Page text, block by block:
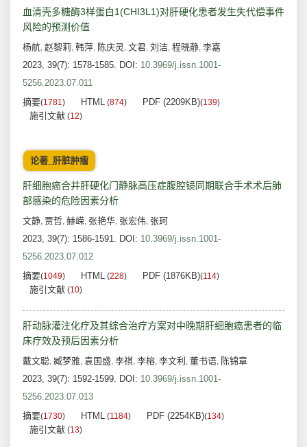
血清壳多糖酶3样蛋白1(CHI3L1)对肝硬化患者发生失代偿事件
风险的预测价值
杨航, 赵黎莉, 韩萍, 陈庆灵 , 文君, 刘洁, 程晓静, 李嘉
2023, 39(7): 1578-1585. DOI: 10.3969/j.issn.1001-
5256.2023.07.011
摘要(1781) HTML (874) PDF (2209KB)(139)
施引文献 (12)
论著_肝脏肿瘤
肝细胞癌合并肝硬化门静脉高压症腹腔镜同期联合手术术后肺
部感染的危险因素分析
文静, 贾哲, 赫嵘, 张艳华, 张宏伟, 张珂
2023, 39(7): 1586-1591. DOI: 10.3969/j.issn.1001-
5256.2023.07.012
摘要(1049) HTML (228) PDF (1876KB)(114)
施引文献 (10)
肝动脉灌注化疗及其综合治疗方案对中晚期肝细胞癌患者的临
床疗效及预后因素分析
戴文聪, 臧梦雅, 袁国盛, 李祺, 李榕, 李文利 , 董书语, 陈锦章
2023, 39(7): 1592-1599. DOI: 10.3969/j.issn.1001-
5256.2023.07.013
摘要(1730) HTML (1184) PDF (2254KB)(134)
施引文献 (13)